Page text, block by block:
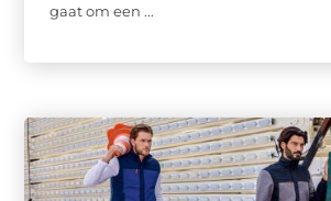
gaat om een ...